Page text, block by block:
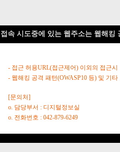
접속 시도중에 있는 웹주소는 웹해킹
- 접근 허용URL(접근제어) 이외의 접근시
- 웹해킹 공격 패턴(OWASP10 등) 및 기
[문의처]
o. 담당부서 : 디지털정보실
o. 전화번호 : 042-879-6249